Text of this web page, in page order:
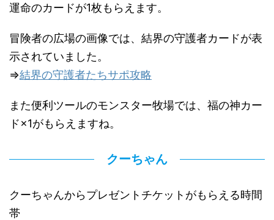
運命のカードが1枚もらえます。
冒険者の広場の画像では、結界の守護者カードが表
示されていました。
⇒結界の守護者たちサポ攻略
また便利ツールのモンスター牧場では、福の神カー
ド×1がもらえますね。
クーちゃん
クーちゃんからプレゼントチケットがもらえる時間
帯